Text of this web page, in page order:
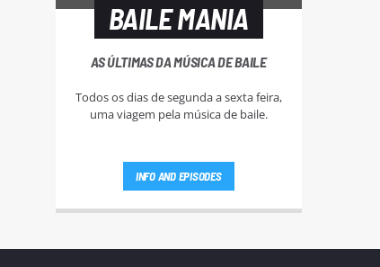
BAILE MANIA
AS ÚLTIMAS DA MÚSICA DE BAILE
Todos os dias de segunda a sexta feira,
uma viagem pela música de baile.
INFO AND EPISODES